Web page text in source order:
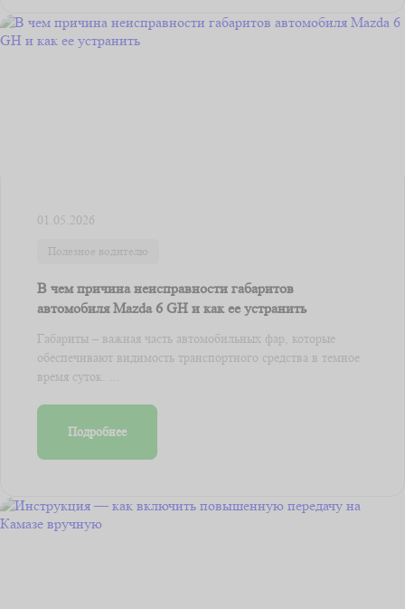
01.05.2026
Полезное водителю
В чем причина неисправности габаритов
автомобиля Mazda 6 GH и как ее устранить
Габариты – важная часть автомобильных фар, которые
обеспечивают видимость транспортного средства в темное
время суток. ...
Подробнее